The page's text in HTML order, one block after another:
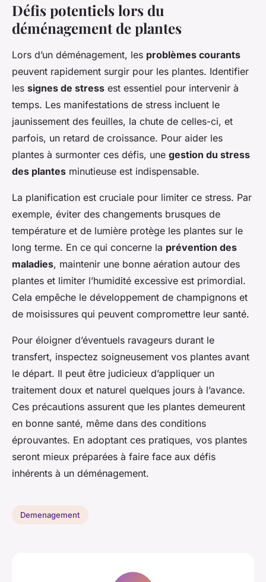
Défis potentiels lors du
déménagement de plantes
Lors d’un déménagement, les problèmes courants
peuvent rapidement surgir pour les plantes. Identifier
les signes de stress est essentiel pour intervenir à
temps. Les manifestations de stress incluent le
jaunissement des feuilles, la chute de celles-ci, et
parfois, un retard de croissance. Pour aider les
plantes à surmonter ces défis, une gestion du stress
des plantes minutieuse est indispensable.
La planification est cruciale pour limiter ce stress. Par
exemple, éviter des changements brusques de
température et de lumière protège les plantes sur le
long terme. En ce qui concerne la prévention des
maladies, maintenir une bonne aération autour des
plantes et limiter l’humidité excessive est primordial.
Cela empêche le développement de champignons et
de moisissures qui peuvent compromettre leur santé.
Pour éloigner d’éventuels ravageurs durant le
transfert, inspectez soigneusement vos plantes avant
le départ. Il peut être judicieux d’appliquer un
traitement doux et naturel quelques jours à l’avance.
Ces précautions assurent que les plantes demeurent
en bonne santé, même dans des conditions
éprouvantes. En adoptant ces pratiques, vos plantes
seront mieux préparées à faire face aux défis
inhérents à un déménagement.
Demenagement